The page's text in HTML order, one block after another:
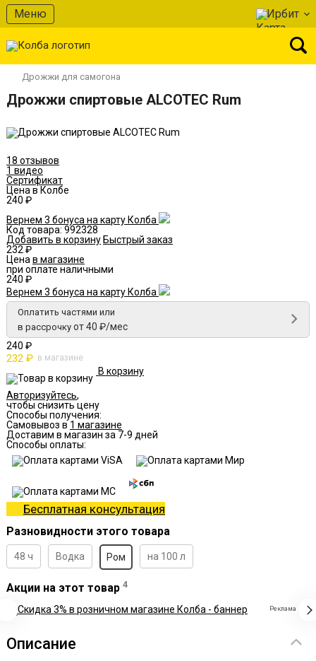
Меню Ирбит
Дрожжи для самогона
Дрожжи спиртовые ALCOTEC Rum
18 отзывов
1 видео
Сертификат
Цена в Колбе
240 ₽
Вернем 3 бонуса на карту Колба
Код товара: 992328
В избранное
Добавить в корзину Быстрый заказ
232 ₽
Цена в магазине
при оплате наличными
240 ₽
Вернем 3 бонуса на карту Колба
Оплатить частями или
в рассрочку от 40 ₽/мес
240 ₽
232 ₽ в магазине
В корзину
Авторизуйтесь,
чтобы снизить цену
Способы получения:
Самовывоз в 1 магазине
Доставим в магазин за 7-9 дней
Способы оплаты:
Бесплатная консультация
Разновидности этого товара
48 ч Водка Ром на 100 л
Акции на этот товар 4
Реклама
Описание